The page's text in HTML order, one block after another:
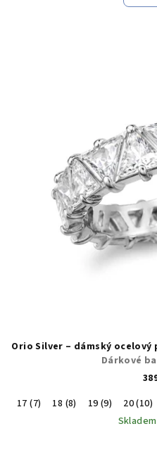
Orio Silver – dámský
Dárkové
17 (7)
18 (8) 19 (9)
20 (10)